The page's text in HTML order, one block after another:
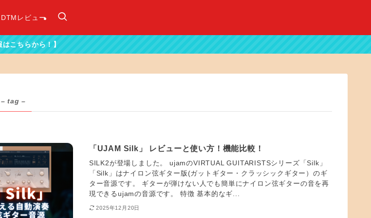
DTMレビュー
– tag –
「UJAM Silk」 レビューと使い方！機能比較！
SILK2が登場しました。 ujamのVIRTUAL GUITARISTSシリーズ「Silk」
「Silk」はナイロン弦ギター版(ガットギター・クラッシックギター）のギ
ター音源です。 ギターが弾けない人でも簡単にナイロン弦ギターの音を再
現できるujamの音源です。 特徴 基本的なギ...
2025年12月20日